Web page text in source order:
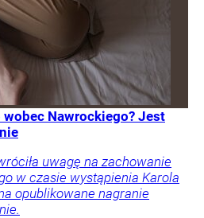
Nawrockiego? Jest
uwagę na zachowanie
w czasie wystąpienia Karola
opublikowane nagranie